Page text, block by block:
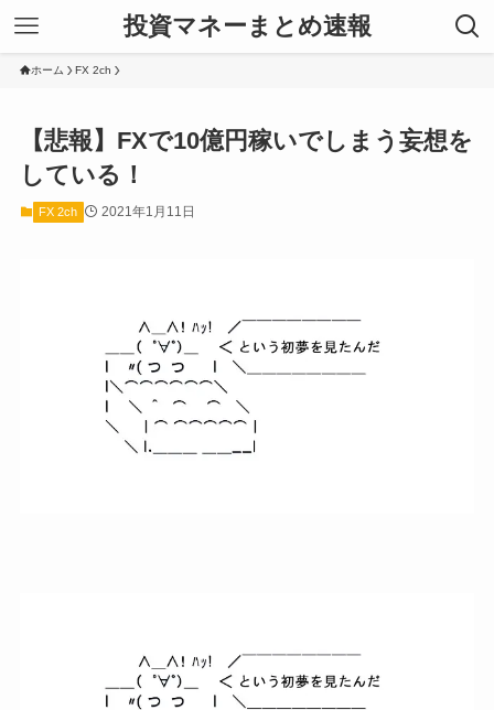
投資マネーまとめ速報
ホーム FX 2ch
【悲報】FXで10億円稼いでしまう妄想を
している！
FX 2ch 2021年1月11日